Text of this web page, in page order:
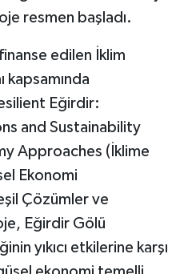
resmen başladı.
edilen İklim
kapsamında
Eğirdir:
and Sustainability
Approaches (İklime
Ekonomi
Çözümler ve
Eğirdir Gölü
yıkıcı etkilerine karşı